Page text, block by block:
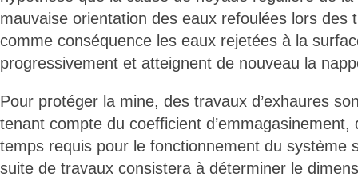
mauvaise orientation des eaux refoulées lors des
comme conséquence les eaux rejetées à la
progressivement et atteignent de nouveau la
Pour protéger la mine, des travaux d’exhaures
tenant compte du coefficient d’emmagasinement,
temps requis pour le fonctionnement du système
suite de travaux consistera à déterminer le